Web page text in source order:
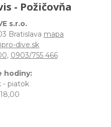
- Požičovňa
s.r.o.
Bratislava mapa
dive.sk
, 0903/755 466
hodiny:
- piatok